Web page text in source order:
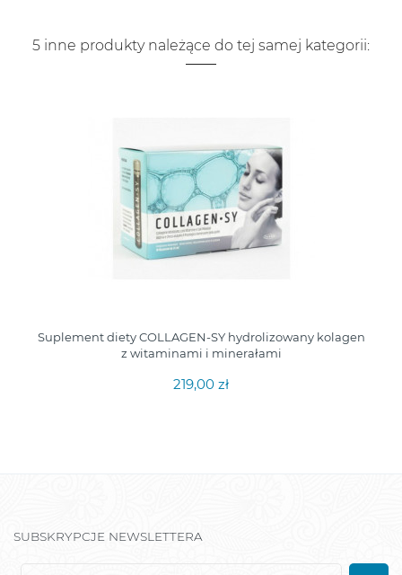
5 inne produkty należące do tej samej kategorii:
Suplement diety COLLAGEN-SY hydrolizowany kolagen
z witaminami i minerałami
219,00 zł
SUBSKRYPCJE NEWSLETTERA